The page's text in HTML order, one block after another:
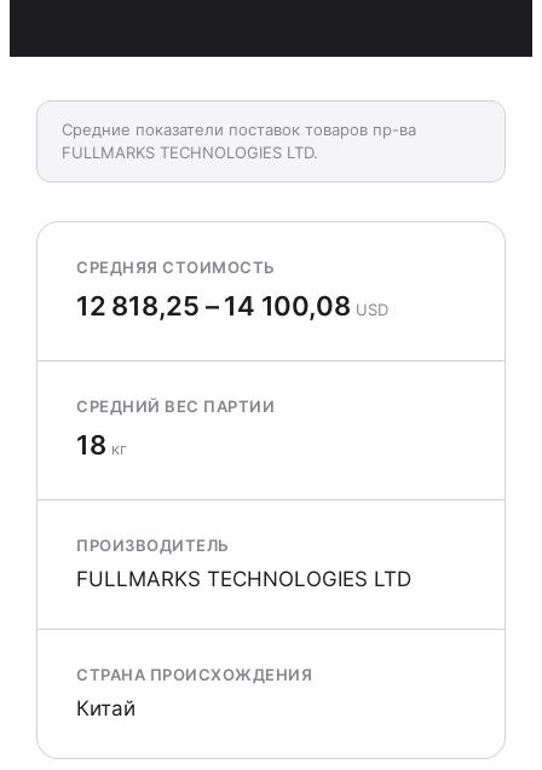
Средние показатели поставок товаров пр-ва
FULLMARKS TECHNOLOGIES LTD.
СРЕДНЯЯ СТОИМОСТЬ
12 818,25 – 14 100,08 USD
СРЕДНИЙ ВЕС ПАРТИИ
18 кг
ПРОИЗВОДИТЕЛЬ
FULLMARKS TECHNOLOGIES LTD
СТРАНА ПРОИСХОЖДЕНИЯ
Китай